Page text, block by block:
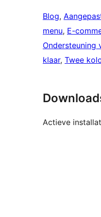
Blog,
menu, E-
Ondersteuning
klaar, Twee
Actieve